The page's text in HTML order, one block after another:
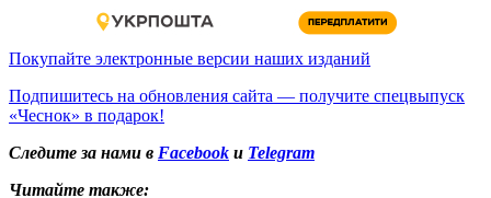
Покупайте электронные версии наших изданий
Подпишитесь на обновления сайта — получите спецвыпуск
«Чеснок» в подарок!
Следите за нами в Facebook и Telegram
Читайте также: